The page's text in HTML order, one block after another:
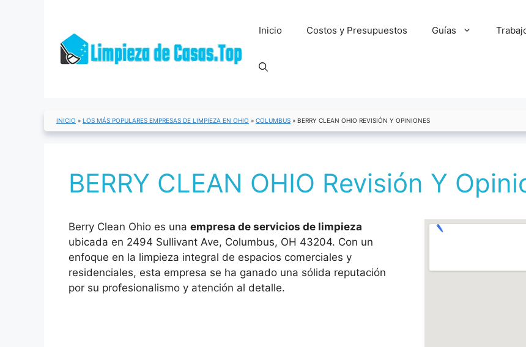
Inicio Costos y Presupuestos Guías
INICIO » LOS MÁS POPULARES EMPRESAS DE LIMPIEZA EN OHIO » COLUMBUS » BERRY CLEAN OHIO REVISIÓN Y OPINIONES
BERRY CLEAN OHIO Revisión Y
Berry Clean Ohio es una empresa de servicios de limpieza
ubicada en 2494 Sullivant Ave, Columbus, OH 43204. Con un
enfoque en la limpieza integral de espacios comerciales y
residenciales, esta empresa se ha ganado una sólida reputación
por su profesionalismo y atención al detalle.